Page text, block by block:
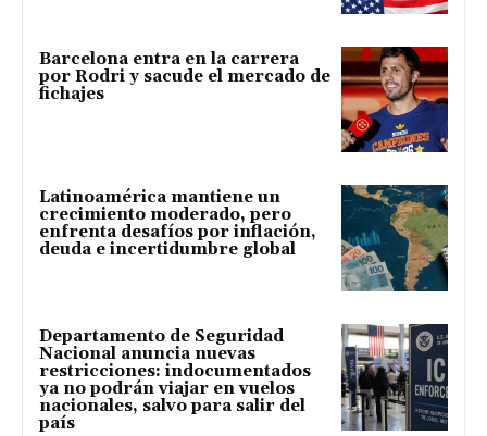
Barcelona entra en la carrera
por Rodri y sacude el mercado de
fichajes
Latinoamérica mantiene un
crecimiento moderado, pero
enfrenta desafíos por inflación,
deuda e incertidumbre global
Departamento de Seguridad
Nacional anuncia nuevas
restricciones: indocumentados
ya no podrán viajar en vuelos
nacionales, salvo para salir del
país